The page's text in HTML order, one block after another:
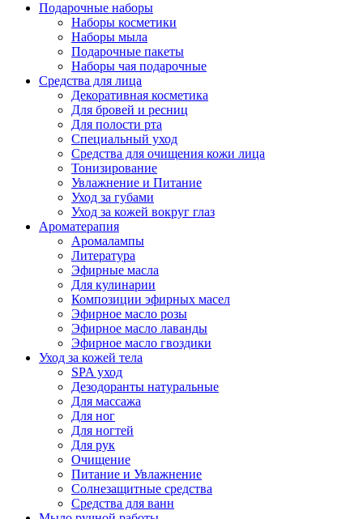
Подарочные наборы
Наборы косметики
Наборы мыла
Подарочные пакеты
Наборы чая подарочные
Средства для лица
Декоративная косметика
Для бровей и ресниц
Для полости рта
Специальный уход
Средства для очищения кожи лица
Тонизирование
Увлажнение и Питание
Уход за губами
Уход за кожей вокруг глаз
Ароматерапия
Аромалампы
Литература
Эфирные масла
Для кулинарии
Композиции эфирных масел
Эфирное масло розы
Эфирное масло лаванды
Эфирное масло гвоздики
Уход за кожей тела
SPA уход
Дезодоранты натуральные
Для массажа
Для ног
Для ногтей
Для рук
Очищение
Питание и Увлажнение
Солнезащитные средства
Средства для ванн